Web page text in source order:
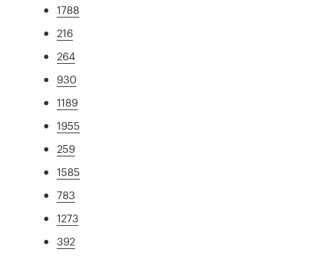
1788
216
264
930
1189
1955
259
1585
783
1273
392